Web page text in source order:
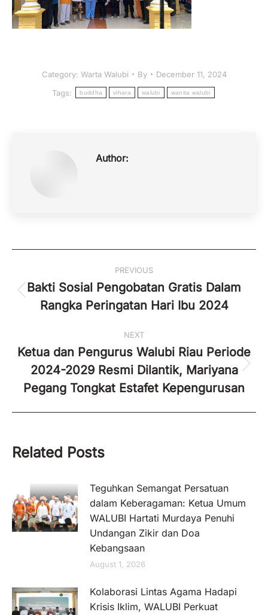
Category: Warta Walubi By
December 11, 2024
Tags:
buddha vihara walubi wanita walubi
Author:
navigation
PREVIOUS
Previous
post:
Bakti Sosial Pengobatan Gratis Dalam
Rangka Peringatan Hari Ibu 2024
NEXT
Next
post:
Ketua dan Pengurus Walubi Riau Periode
2024-2029 Resmi Dilantik, Mariyana
Pegang Tongkat Estafet Kepengurusan
Related Posts
Teguhkan Semangat Persatuan
dalam Keberagaman: Ketua Umum
WALUBI Hartati Murdaya Penuhi
Undangan Zikir dan Doa
Kebangsaan
August 1, 2026
Kolaborasi Lintas Agama Hadapi
Krisis Iklim, WALUBI Perkuat